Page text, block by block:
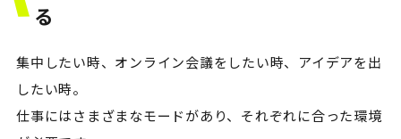
る
集中したい時、オンライン会議をしたい時、アイデアを出
したい時。
仕事にはさまざまなモードがあり、それぞれに合った環境